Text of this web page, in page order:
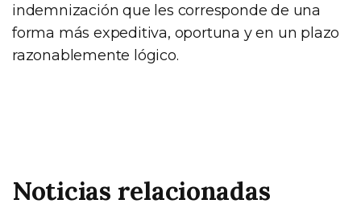
indemnización que les corresponde de una
forma más expeditiva, oportuna y en un plazo
razonablemente lógico.
Noticias relacionadas